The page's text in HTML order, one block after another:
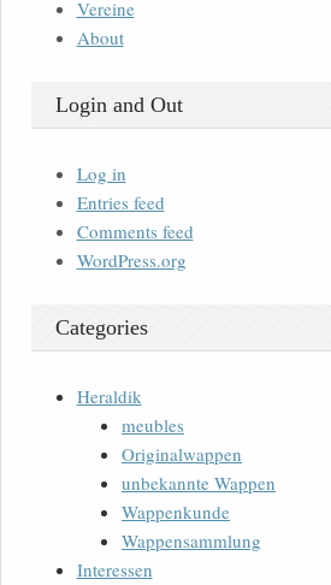
Vereine
About
Login and Out
Log in
Entries feed
Comments feed
WordPress.org
Categories
Heraldik
meubles
Originalwappen
unbekannte Wappen
Wappenkunde
Wappensammlung
Interessen